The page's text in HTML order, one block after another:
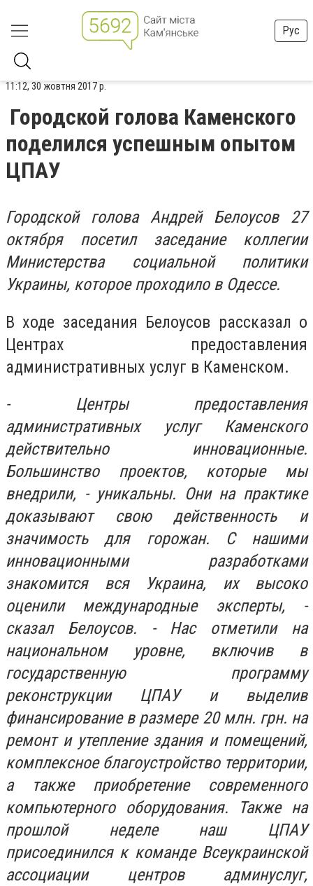
Рус
11:12, 30 жовтня 2017 р.
Городской голова Каменского
поделился успешным опытом
ЦПАУ
Городской голова Андрей Белоусов 27
октября посетил заседание коллегии
Министерства социальной политики
Украины, которое проходило в Одессе.
В ходе заседания Белоусов рассказал о
Центрах предоставления
административных услуг в Каменском.
- Центры предоставления
административных услуг Каменского
действительно инновационные.
Большинство проектов, которые мы
внедрили, - уникальны. Они на практике
доказывают свою действенность и
значимость для горожан. С нашими
инновационными разработками
знакомится вся Украина, их высоко
оценили международные эксперты, -
сказал Белоусов. - Нас отметили на
национальном уровне, включив в
государственную программу
реконструкции ЦПАУ и выделив
финансирование в размере 20 млн. грн. на
ремонт и утепление здания и помещений,
комплексное благоустройство территории,
а также приобретение современного
компьютерного оборудования. Также на
прошлой неделе наш ЦПАУ
присоединился к команде Всеукраинской
ассоциации центров админуслуг,